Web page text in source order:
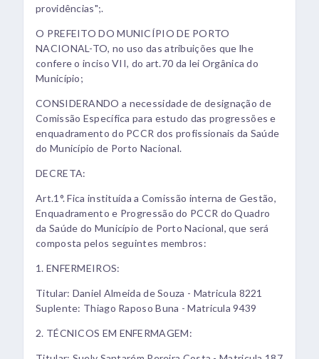
providências";.
O PREFEITO DO MUNICÍPIO DE PORTO
NACIONAL-TO, no uso das atribuições que lhe
confere o inciso VII, do art.70 da lei Orgânica do
Município;
CONSIDERANDO a necessidade de designação de
Comissão Específica para estudo das progressões e
enquadramento do PCCR dos profissionais da Saúde
do Município de Porto Nacional.
DECRETA:
Art.1°. Fica instituída a Comissão interna de Gestão,
Enquadramento e Progressão do PCCR do Quadro
da Saúde do Município de Porto Nacional, que será
composta pelos seguintes membros:
1. ENFERMEIROS:
Titular: Daniel Almeida de Souza - Matricula 8221
Suplente: Thiago Raposo Buna - Matricula 9439
2. TÉCNICOS EM ENFERMAGEM: